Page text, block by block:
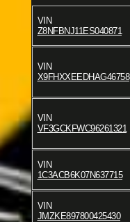
VIN
Z8NFBNJ11ES040871
VIN
X9FHXXEEDHAG46758
VIN
VF3GCKFWC96261321
VIN
1C3ACB6K07N637715
VIN
JMZKE897800425430